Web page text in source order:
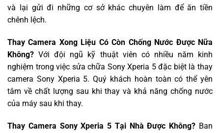
và lại gửi đi những cơ sở khác chuyên làm để ăn tiền
chênh lệch.
Thay Camera Xong Liệu Có Còn Chống Nước Được Nữa
Không? Với đội ngũ kỹ thuật viên có nhiều năm kinh
nghiệm trong việc sửa chữa Sony Xperia 5 đặc biệt là thay
camera Sony Xperia 5. Quý khách hoàn toàn có thể yên
tâm về chất lượng sau khi thay và khả năng chống nước
của máy sau khi thay.
Thay Camera Sony Xperia 5 Tại Nhà Được Không? Ban